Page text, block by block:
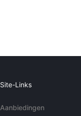
Site-Links
Aanbiedingen